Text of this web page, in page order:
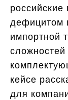
российские
дефицитом
импортной
кейсе
для